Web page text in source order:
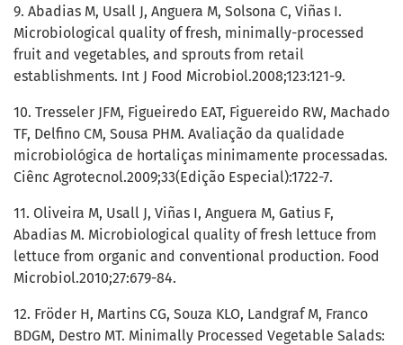
9. Abadias M, Usall J, Anguera M, Solsona C, Viñas I.
Microbiological quality of fresh, minimally-processed
fruit and vegetables, and sprouts from retail
establishments. Int J Food Microbiol.2008;123:121-9.
10. Tresseler JFM, Figueiredo EAT, Figuereido RW, Machado
TF, Delfino CM, Sousa PHM. Avaliação da qualidade
microbiológica de hortaliças minimamente processadas.
Ciênc Agrotecnol.2009;33(Edição Especial):1722-7.
11. Oliveira M, Usall J, Viñas I, Anguera M, Gatius F,
Abadias M. Microbiological quality of fresh lettuce from
lettuce from organic and conventional production. Food
Microbiol.2010;27:679-84.
12. Fröder H, Martins CG, Souza KLO, Landgraf M, Franco
BDGM, Destro MT. Minimally Processed Vegetable Salads: